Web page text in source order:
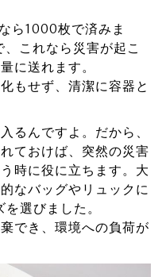
ら1000枚で済みま
これなら災害が起こ
に送れます。
もせず、清潔に容器と
るんですよ。だから、
ておけば、突然の災害
時に役に立ちます。大
なバッグやリュックに
選びました。
でき、環境への負荷が